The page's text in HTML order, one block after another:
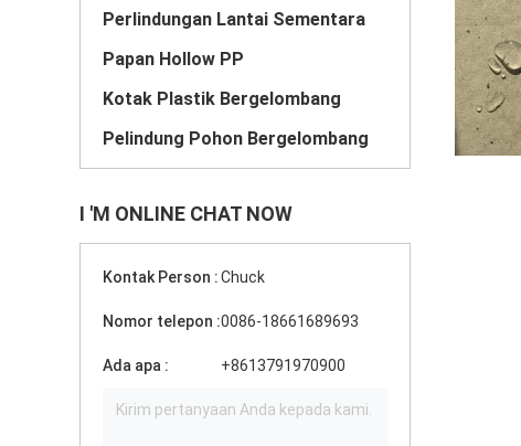
Perlindungan Lantai Sementara
Papan Hollow PP
Kotak Plastik Bergelombang
Pelindung Pohon Bergelombang
I 'M ONLINE CHAT NOW
Kontak Person :Chuck
Nomor telepon :0086-18661689693
Ada apa : +8613791970900